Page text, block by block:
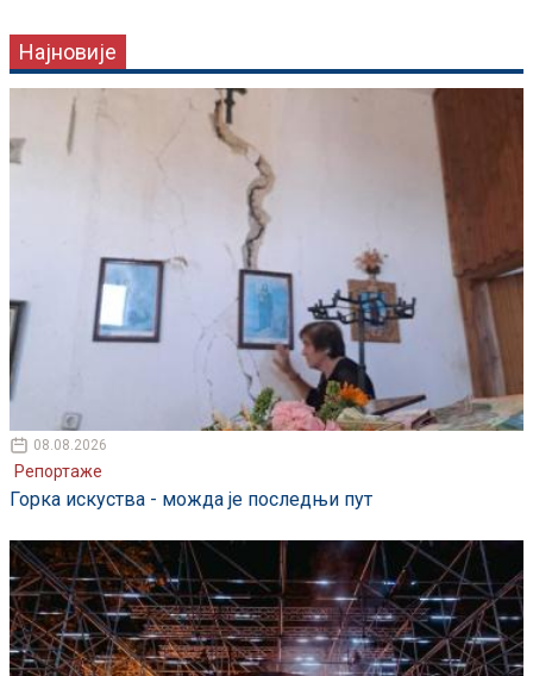
Најновије
08.08.2026
Репортаже
Горка искуства - можда је последњи пут